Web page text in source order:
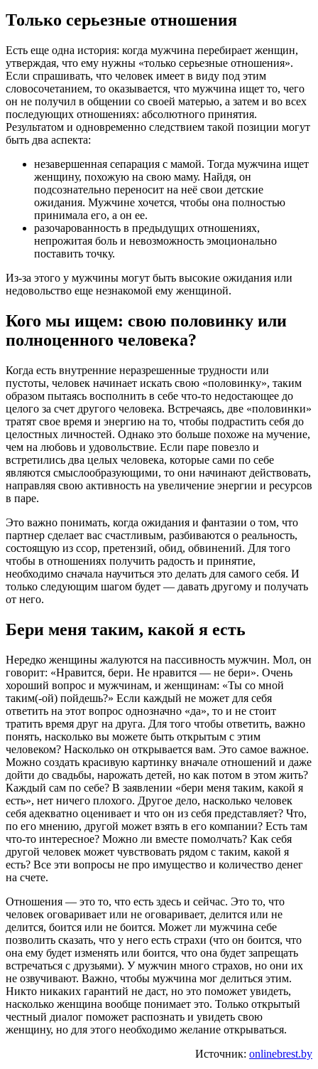
Только серьезные отношения
Есть еще одна история: когда мужчина перебирает женщин,
утверждая, что ему нужны «только серьезные отношения».
Если спрашивать, что человек имеет в виду под этим
словосочетанием, то оказывается, что мужчина ищет то, чего
он не получил в общении со своей матерью, а затем и во всех
последующих отношениях: абсолютного принятия.
Результатом и одновременно следствием такой позиции могут
быть два аспекта:
незавершенная сепарация с мамой. Тогда мужчина ищет
женщину, похожую на свою маму. Найдя, он
подсознательно переносит на неё свои детские
ожидания. Мужчине хочется, чтобы она полностью
принимала его, а он ее.
разочарованность в предыдущих отношениях,
непрожитая боль и невозможность эмоционально
поставить точку.
Из-за этого у мужчины могут быть высокие ожидания или
недовольство еще незнакомой ему женщиной.
Кого мы ищем: свою половинку или
полноценного человека?
Когда есть внутренние неразрешенные трудности или
пустоты, человек начинает искать свою «половинку», таким
образом пытаясь восполнить в себе что-то недостающее до
целого за счет другого человека. Встречаясь, две «половинки»
тратят свое время и энергию на то, чтобы подрастить себя до
целостных личностей. Однако это больше похоже на мучение,
чем на любовь и удовольствие. Если паре повезло и
встретились два целых человека, которые сами по себе
являются смыслообразующими, то они начинают действовать,
направляя свою активность на увеличение энергии и ресурсов
в паре.
Это важно понимать, когда ожидания и фантазии о том, что
партнер сделает вас счастливым, разбиваются о реальность,
состоящую из ссор, претензий, обид, обвинений. Для того
чтобы в отношениях получить радость и принятие,
необходимо сначала научиться это делать для самого себя. И
только следующим шагом будет — давать другому и получать
от него.
Бери меня таким, какой я есть
Нередко женщины жалуются на пассивность мужчин. Мол, он
говорит: «Нравится, бери. Не нравится — не бери». Очень
хороший вопрос и мужчинам, и женщинам: «Ты со мной
таким(-ой) пойдешь?» Если каждый не может для себя
ответить на этот вопрос однозначно «да», то и не стоит
тратить время друг на друга. Для того чтобы ответить, важно
понять, насколько вы можете быть открытым с этим
человеком? Насколько он открывается вам. Это самое важное.
Можно создать красивую картинку вначале отношений и даже
дойти до свадьбы, нарожать детей, но как потом в этом жить?
Каждый сам по себе? В заявлении «бери меня таким, какой я
есть», нет ничего плохого. Другое дело, насколько человек
себя адекватно оценивает и что он из себя представляет? Что,
по его мнению, другой может взять в его компании? Есть там
что-то интересное? Можно ли вместе помолчать? Как себя
другой человек может чувствовать рядом с таким, какой я
есть? Все эти вопросы не про имущество и количество денег
на счете.
Отношения — это то, что есть здесь и сейчас. Это то, что
человек оговаривает или не оговаривает, делится или не
делится, боится или не боится. Может ли мужчина себе
позволить сказать, что у него есть страхи (что он боится, что
она ему будет изменять или боится, что она будет запрещать
встречаться с друзьями). У мужчин много страхов, но они их
не озвучивают. Важно, чтобы мужчина мог делиться этим.
Никто никаких гарантий не даст, но это поможет увидеть,
насколько женщина вообще понимает это. Только открытый
честный диалог поможет распознать и увидеть свою
женщину, но для этого необходимо желание открываться.
Источник: onlinebrest.by